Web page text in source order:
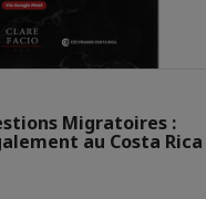
Migratoires :
au Costa Rica